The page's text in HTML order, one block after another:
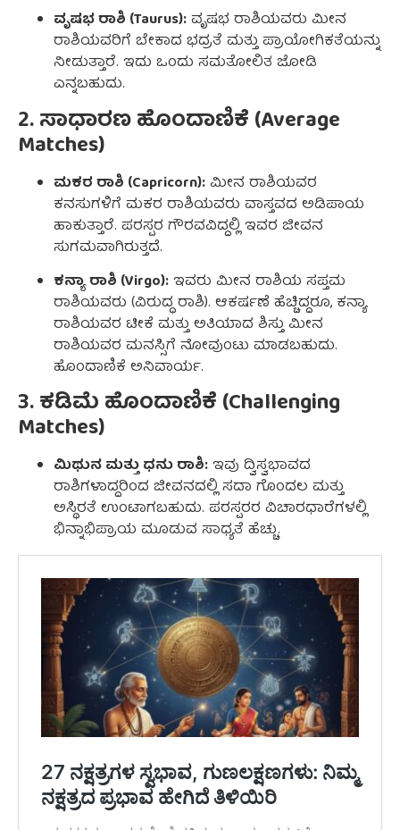
ವೃಷಭ ರಾಶಿ (Taurus):ವೃಷಭ ರಾಶಿಯವರು ಮೀನ
ರಾಶಿಯವರಿಗೆ ಬೇಕಾದ ಭದ್ರತೆ ಮತ್ತು ಪ್ರಾಯೋಗಿಕತೆಯನ್ನು
ನೀಡುತ್ತಾರೆ. ಇದು ಒಂದು ಸಮತೋಲಿತ ಜೋಡಿ
ಎನ್ನಬಹುದು.
2. ಸಾಧಾರಣ ಹೊಂದಾಣಿಕೆ (Average
Matches)
ಮಕರ ರಾಶಿ (Capricorn):ಮೀನ ರಾಶಿಯವರ
ಕನಸುಗಳಿಗೆ ಮಕರ ರಾಶಿಯವರು ವಾಸ್ತವದ ಅಡಿಪಾಯ
ಹಾಕುತ್ತಾರೆ. ಪರಸ್ಪರ ಗೌರವವಿದ್ದಲ್ಲಿ ಇವರ ಜೀವನ
ಸುಗಮವಾಗಿರುತ್ತದೆ.
ಕನ್ಯಾ ರಾಶಿ (Virgo): ಇವರು ಮೀನ ರಾಶಿಯ ಸಪ್ತಮ
ರಾಶಿಯವರು (ವಿರುದ್ಧ ರಾಶಿ). ಆಕರ್ಷಣೆ ಹೆಚ್ಚಿದ್ದರೂ, ಕನ್ಯಾ
ರಾಶಿಯವರ ಟೀಕೆ ಮತ್ತು ಅತಿಯಾದ ಶಿಸ್ತು ಮೀನ
ರಾಶಿಯವರ ಮನಸ್ಸಿಗೆ ನೋವುಂಟು ಮಾಡಬಹುದು.
ಹೊಂದಾಣಿಕೆ ಅನಿವಾರ್ಯ.
3. ಕಡಿಮೆ ಹೊಂದಾಣಿಕೆ (Challenging
Matches)
ಮಿಥುನ ಮತ್ತು ಧನು ರಾಶಿ: ಇವು ದ್ವಿಸ್ವಭಾವದ
ರಾಶಿಗಳಾದ್ದರಿಂದ ಜೀವನದಲ್ಲಿ ಸದಾ ಗೊಂದಲ ಮತ್ತು
ಅಸ್ಥಿರತೆ ಉಂಟಾಗಬಹುದು. ಪರಸ್ಪರರ ವಿಚಾರಧಾರೆಗಳಲ್ಲಿ
ಭಿನ್ನಾಭಿಪ್ರಾಯ ಮೂಡುವ ಸಾಧ್ಯತೆ ಹೆಚ್ಚು.